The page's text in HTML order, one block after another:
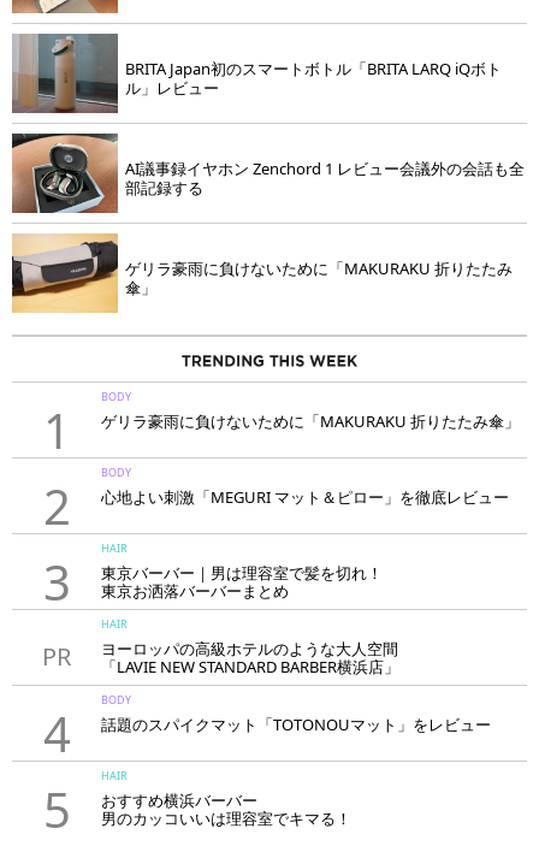
BRITA Japan初のスマートボトル「BRITA LARQ iQボト
ル」レビュー
AI議事録イヤホン Zenchord 1 レビュー会議外の会話も全
部記録する
ゲリラ豪雨に負けないために「MAKURAKU 折りたたみ
傘」
1
BODY
ゲリラ豪雨に負けないために「MAKURAKU 折りたたみ傘」
2
BODY
心地よい刺激「MEGURI マット＆ピロー」を徹底レビュー
3
HAIR
東京バーバー｜男は理容室で髪を切れ！
東京お洒落バーバーまとめ
PR
HAIR
ヨーロッパの高級ホテルのような大人空間
「LAVIE NEW STANDARD BARBER横浜店」
4
BODY
話題のスパイクマット「TOTONOUマット」をレビュー
5
HAIR
おすすめ横浜バーバー
男のカッコいいは理容室でキマる！